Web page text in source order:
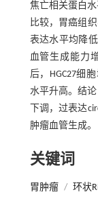
焦亡相关蛋白
比较，胃癌组
表达水平均降低
血管生成能力
后，HGC27细
水平升高。结
下调，过表达
肿瘤血管生成。
关键词
胃肿瘤 / 环状